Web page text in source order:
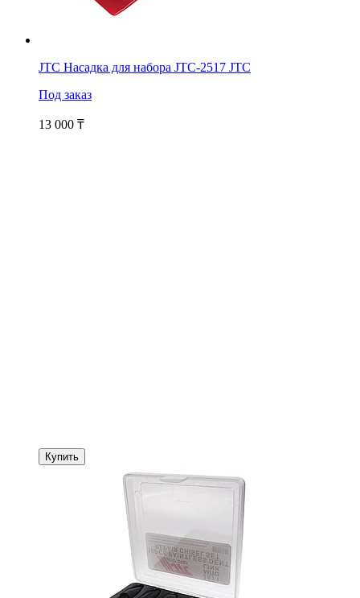
JTC Насадка для набора JTC-2517 JTC
Под заказ
13 000 ₸
Купить